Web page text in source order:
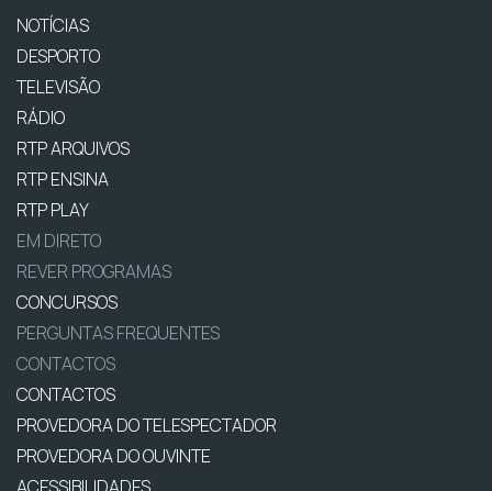
NOTÍCIAS
DESPORTO
TELEVISÃO
RÁDIO
RTP ARQUIVOS
RTP ENSINA
RTP PLAY
EM DIRETO
REVER PROGRAMAS
CONCURSOS
PERGUNTAS FREQUENTES
CONTACTOS
CONTACTOS
PROVEDORA DO TELESPECTADOR
PROVEDORA DO OUVINTE